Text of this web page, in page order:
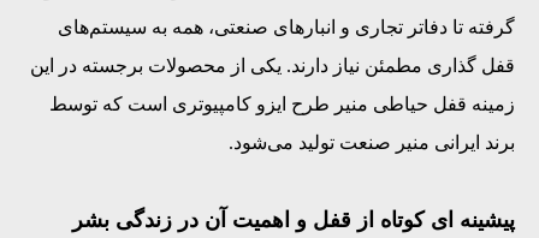
گرفته تا دفاتر تجاری و انبارهای صنعتی، همه به سیستم‌های
قفل ‌گذاری مطمئن نیاز دارند. یکی از محصولات برجسته در این
زمینه قفل حیاطی منیر طرح ایزو کامپیوتری است که توسط
برند ایرانی منیر صنعت تولید می‌شود.
پیشینه ‌ای کوتاه از قفل و اهمیت آن در زندگی بشر